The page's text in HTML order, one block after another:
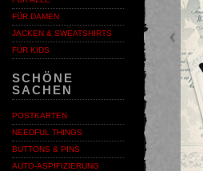
FÜR DAMEN
JACKEN & SWEATSHIRTS
FÜR KIDS
SCHÖNE
SACHEN
POSTKARTEN
NEEDFUL THINGS
BUTTONS & PINS
AUTO-ASPIFIZIERUNG